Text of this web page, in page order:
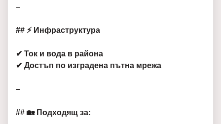
–
## ⚡ Инфраструктура
✔ Ток и вода в района
✔ Достъп по изградена пътна мрежа
–
## 🏡 Подходящ за: